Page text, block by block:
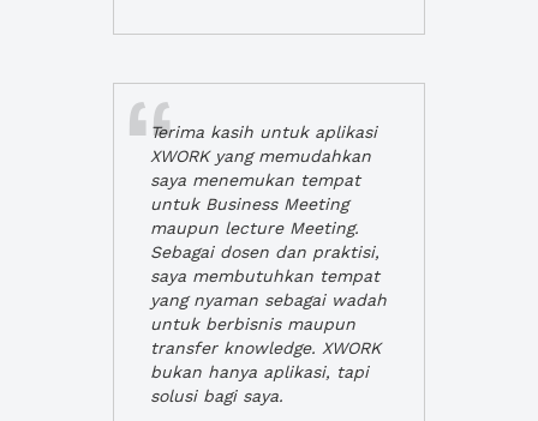
Terima kasih untuk aplikasi
XWORK yang memudahkan
saya menemukan tempat
untuk Business Meeting
maupun lecture Meeting.
Sebagai dosen dan praktisi,
saya membutuhkan tempat
yang nyaman sebagai wadah
untuk berbisnis maupun
transfer knowledge. XWORK
bukan hanya aplikasi, tapi
solusi bagi saya.